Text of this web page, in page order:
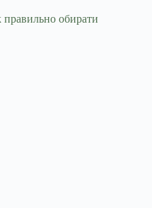
обирати